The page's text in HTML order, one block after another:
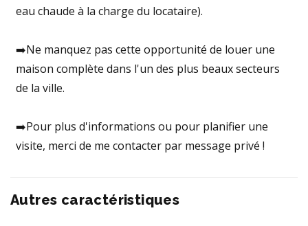
eau chaude à la charge du locataire).
➡️Ne manquez pas cette opportunité de louer une
maison complète dans l'un des plus beaux secteurs
de la ville.
➡️Pour plus d'informations ou pour planifier une
visite, merci de me contacter par message privé !
Autres caractéristiques